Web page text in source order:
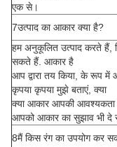
एक से।
7उत्पाद का आकार क्या है?
हम अनुकूलित उत्पाद करते हैं,
सकते हैं. आकार है
आप द्वारा तय किया, के रूप
कृपया कृपया मुझे बताएं, क्या
क्या आकार आपकी आवश्यकता
आपको आकार का सुझाव भी
8मैं किस रंग का उपयोग कर